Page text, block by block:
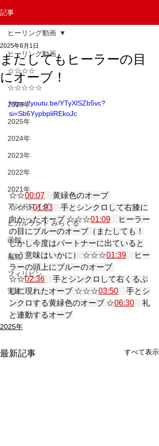
記事
ヒーリング動画
☆☆☆☆
☆☆☆☆☆
2026年
2025年
2024年
2023年
2022年
2021年
アンドロメダ
ヒカルランド みらくる
函館
福島
フィリピン
実験
ヒーリング動画
またしてもヒーラーの目
にオーブ！
2025年6月1日
https://youtu.be/YTyXlSZb5vc?
si=Sb6YypbpliREkoJc
☆☆00:07 黄緑色のオーブ
☆☆☆01:03 手とシンクロして右膝に
向かったオーブ ☆☆☆01:09 ヒーラー
の目にブルーのオーブ（またしても！
しかし今度はパートナーに出ていると
いう意味はいかに） ☆☆☆01:39 ヒー
ラーの頭上にブルーのオーブ
☆☆02:36 手とシンクロして右くるぶ
しに現れたオーブ ☆☆☆03:50 手とシ
ンクロする黄緑色のオーブ ☆06:30 礼
と連動するオーブ
2025年
最新記事 すべて表示